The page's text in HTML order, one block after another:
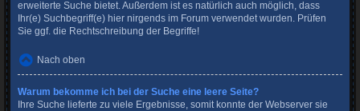
erweiterte Suche bietet. Außerdem ist es natürlich auch möglich, dass
Ihr(e) Suchbegriff(e) hier nirgends im Forum verwendet wurden. Prüfen
Sie ggf. die Rechtschreibung der Begriffe!
Nach oben
Warum bekomme ich bei der Suche eine leere Seite?
Ihre Suche lieferte zu viele Ergebnisse, somit konnte der Webserver sie